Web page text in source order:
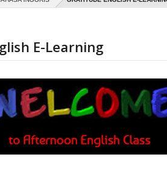
E-Learning